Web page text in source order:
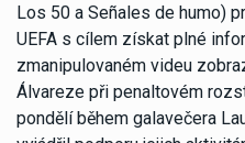
Los 50 a Señales de humo)
UEFA s cílem získat plné
zmanipulovaném videu
Álvareze při penaltovém
pondělí během galavečera